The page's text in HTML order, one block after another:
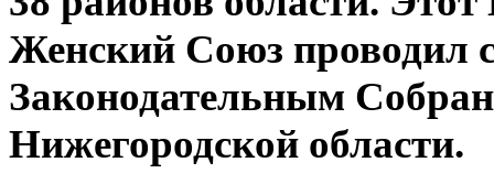
Женский Союз проводил
Законодательным
Нижегородской области.